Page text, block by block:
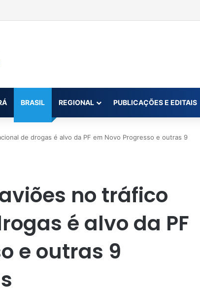
para regularizar atendimento na UPA de Santarém
BRASIL REGIONAL PUBLICAÇÕES E EDITAIS
de drogas é alvo da PF em Novo Progresso e outras 9
no tráfico
é alvo da PF
e outras 9